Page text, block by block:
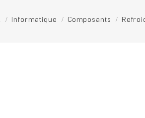
Informatique Composants